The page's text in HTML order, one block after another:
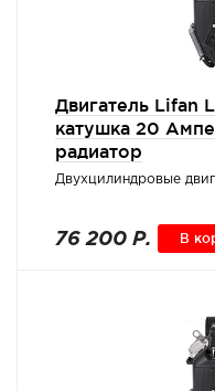
Двигатель Lifan
катушка 20
радиатор
Двухцилиндровые
76 200 Р. В